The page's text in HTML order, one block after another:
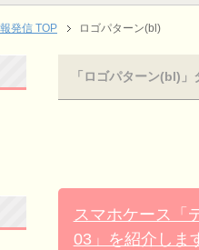
発信 TOP ロゴパターン(bl)
「ロゴパターン(bl)
スマホケース「
03」を紹介しま